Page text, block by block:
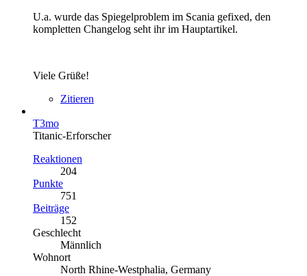
U.a. wurde das Spiegelproblem im Scania gefixed, den
kompletten Changelog seht ihr im Hauptartikel.
Viele Grüße!
Zitieren
T3mo
Titanic-Erforscher
Reaktionen
204
Punkte
751
Beiträge
152
Geschlecht
Männlich
Wohnort
North Rhine-Westphalia, Germany